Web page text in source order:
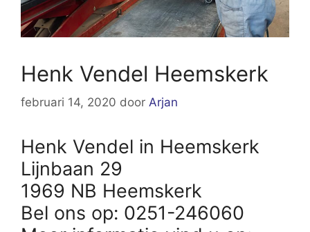
Henk Vendel Heemskerk
februari 14, 2020 door Arjan
Henk Vendel in Heemskerk
Lijnbaan 29
1969 NB Heemskerk
Bel ons op: 0251-246060